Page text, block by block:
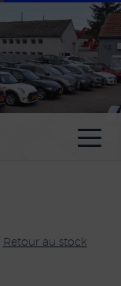
Retour au stock